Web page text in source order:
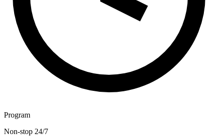
Program
Non-stop 24/7